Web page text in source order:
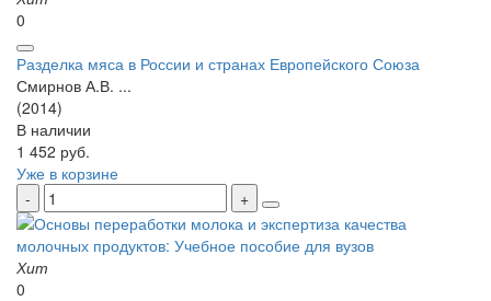
0
Разделка мяса в России и странах Европейского Союза
Смирнов А.В. ...
(2014)
В наличии
1 452 руб.
Уже в корзине
Хит
0